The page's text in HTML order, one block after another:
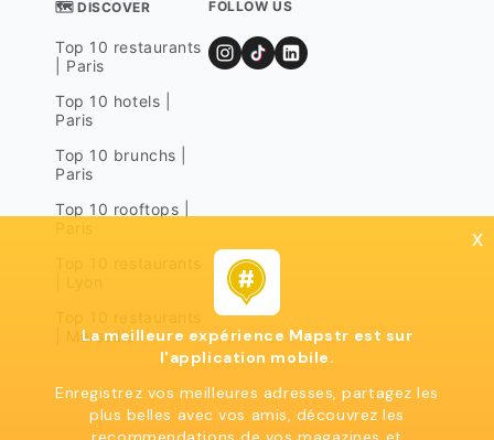
🗺 DISCOVER
Top 10 restaurants
| Paris
Top 10 hotels |
Paris
Top 10 brunchs |
Paris
Top 10 rooftops |
| Marseille
FOLLOW US
x
La meilleure expérience Mapstr est sur
l'application mobile.
Enregistrez vos meilleures adresses, partagez les
plus belles avec vos amis, découvrez les